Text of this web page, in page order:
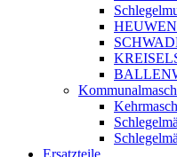
Ersatzteile